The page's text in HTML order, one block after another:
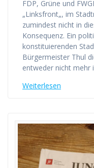
FDP, Grüne und
„Linksfront„, im
zumindest nicht in
Konsequenz. Ein
konstituierenden
Bürgermeister Thul
entweder nicht mehr
Weiterlesen